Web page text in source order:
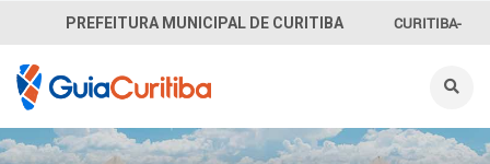
PREFEITURA MUNICIPAL DE CURITIBA CURITIBA-
INFORMAÇÃO